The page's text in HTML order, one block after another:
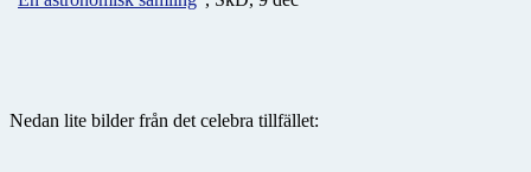
Nedan lite bilder från det celebra tillfället: